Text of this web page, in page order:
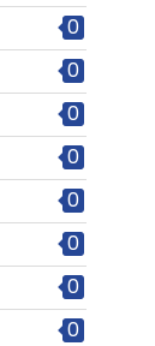
0
0
0
0
0
0
0
0